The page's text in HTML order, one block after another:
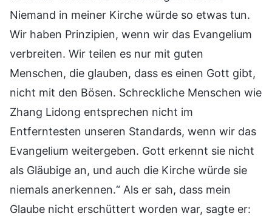
Niemand in meiner Kirche würde so etwas tun.
Wir haben Prinzipien, wenn wir das Evangelium
verbreiten. Wir teilen es nur mit guten
Menschen, die glauben, dass es einen Gott gibt,
nicht mit den Bösen. Schreckliche Menschen wie
Zhang Lidong entsprechen nicht im
Entferntesten unseren Standards, wenn wir das
Evangelium weitergeben. Gott erkennt sie nicht
als Gläubige an, und auch die Kirche würde sie
niemals anerkennen.“ Als er sah, dass mein
Glaube nicht erschüttert worden war, sagte er: